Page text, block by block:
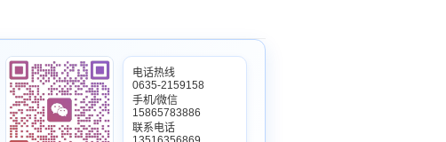
电话热线
0635-2159158
手机/微信
15865783886
联系电话